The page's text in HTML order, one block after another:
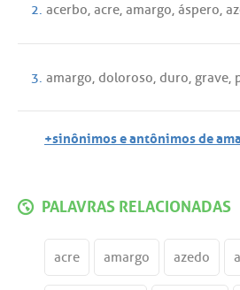
2. acerbo, acre, amargo, áspero,
3. amargo, doloroso, duro, grave,
+sinônimos e antônimos de
PALAVRAS RELACIONADAS
acre amargo azedo